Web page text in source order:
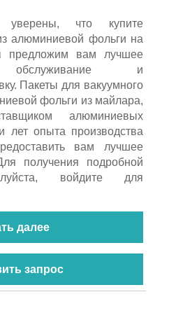
что купите
алюминиевой фольги на
вам лучшее
обслуживание и
Пакеты для вакуумного
фольги из майлара,
алюминиевых
лет опыта производства
вам лучшее
получения подробной
войдите для
далее
запрос